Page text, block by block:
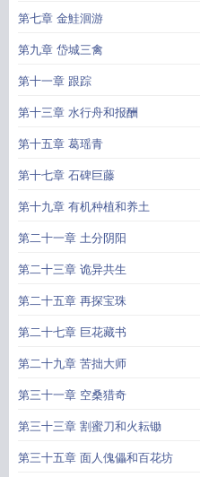
第七章 金鮭洄游
第九章 岱城三禽
第十一章 跟踪
第十三章 水行舟和报酬
第十五章 葛瑶青
第十七章 石碑巨藤
第十九章 有机种植和养土
第二十一章 土分阴阳
第二十三章 诡异共生
第二十五章 再探宝珠
第二十七章 巨花藏书
第二十九章 苦拙大师
第三十一章 空桑猎奇
第三十三章 割蜜刀和火耘锄
第三十五章 面人傀儡和百花坊